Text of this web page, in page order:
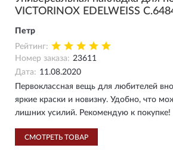
VICTORINOX EDELWEISS
Петр
Рейтинг:
Номер заказа: 23611
Дата: 11.08.2020
Первоклассная вещь для любителей
яркие краски и новизну. Удобно, что
лишних усилий. Рекомендую к покупке!
СМОТРЕТЬ ТОВАР